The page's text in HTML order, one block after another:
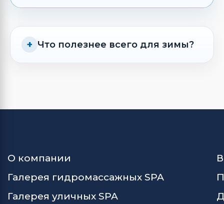
Что полезнее всего для зимы?
О компании
Галерея гидромассажных SPA
Галерея уличных SPA